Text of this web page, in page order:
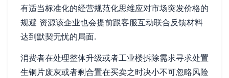
有适当标准化的经营规范化思维应对市场突发价格的
规避 资源该企业也会提前跟客服互动联合反馈材料
达到默契无忧的局面.
消费者在处理整体升级或者工业楼拆除需求寻求处置
生铜片废灰或者剩合置在买卖之时决小不可忽略风险